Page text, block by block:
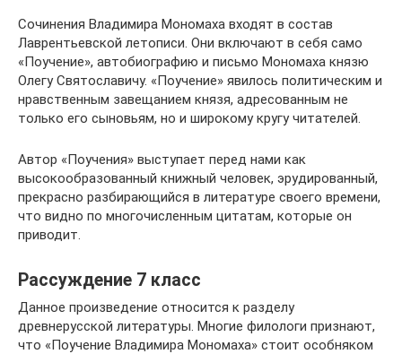
Сочинения Владимира Мономаха входят в состав
Лаврентьевской летописи. Они включают в себя само
«Поучение», автобиографию и письмо Мономаха князю
Олегу Святославичу. «Поучение» явилось политическим и
нравственным завещанием князя, адресованным не
только его сыновьям, но и широкому кругу читателей.
Автор «Поучения» выступает перед нами как
высокообразованный книжный человек, эрудированный,
прекрасно разбирающийся в литературе своего времени,
что видно по многочисленным цитатам, которые он
приводит.
Рассуждение 7 класс
Данное произведение относится к разделу
древнерусской литературы. Многие филологи признают,
что «Поучение Владимира Мономаха» стоит особняком